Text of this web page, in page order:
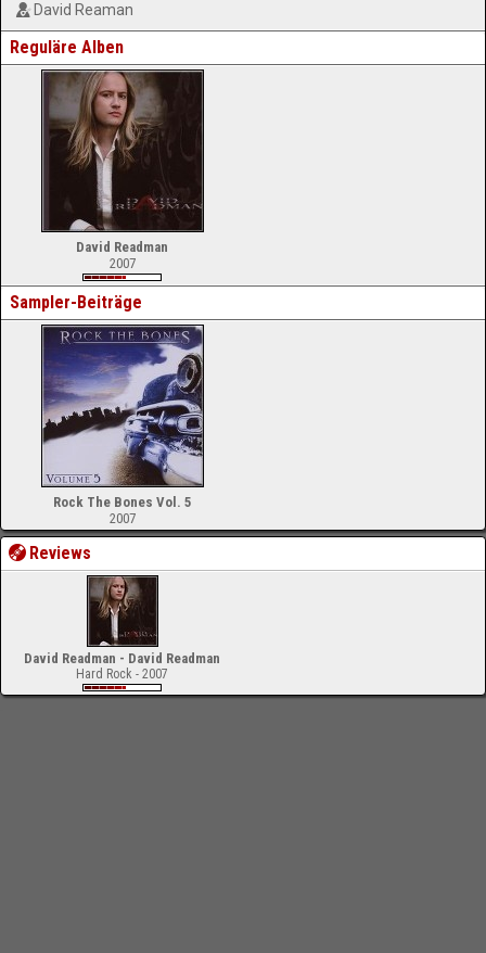
David Reaman
Reguläre Alben
David Readman
2007
Sampler-Beiträge
Rock The Bones Vol. 5
2007
Reviews
David Readman - David Readman
Hard Rock - 2007